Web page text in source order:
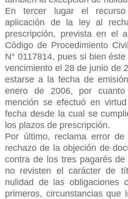
En tercer lugar el
aplicación de la ley al
prescripción, prevista en el
Código de Procedimiento
N° 0117814, pues si bien
vencimiento el 28 de junio de
estarse a la fecha de
enero de 2006, por
mención se efectuó en
fecha desde la cual se
los plazos de prescripción.
Por último, reclama error
rechazo de la objeción de
contra de los tres pagarés
no revisten el carácter de
nulidad de las obligaciones
primeros, circunstancias que